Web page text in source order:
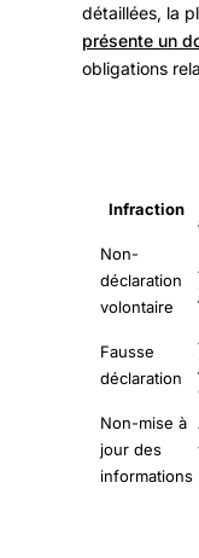
détaillées, la
présente un
obligations
Infraction
Non-
déclaration
volontaire
Fausse
déclaration
Non-mise à
jour des
informations